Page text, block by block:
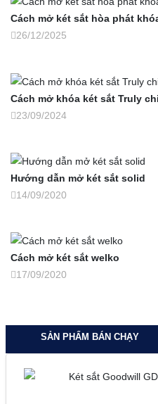
Cách mở két sắt hòa phát
26/12/2025
Cách mở khóa két sắt Truly
23/09/2024
Hướng dẫn mở két sắt solid
14/09/2020
Cách mở két sắt welko
17/09/2020
SẢN PHẨM BÁN CHẠY